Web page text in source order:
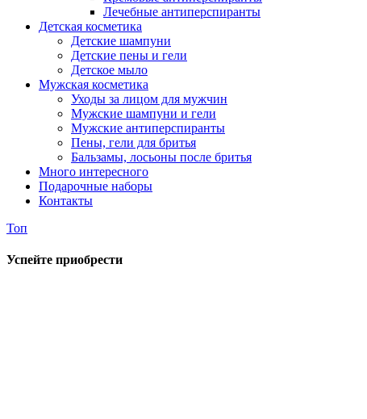
Лечебные антиперспиранты
Детская косметика
Детские шампуни
Детские пены и гели
Детское мыло
Мужская косметика
Уходы за лицом для мужчин
Мужские шампуни и гели
Мужские антиперспиранты
Пены, гели для бритья
Бальзамы, лосьоны после бритья
Много интересного
Подарочные наборы
Контакты
Топ
Успейте приобрести